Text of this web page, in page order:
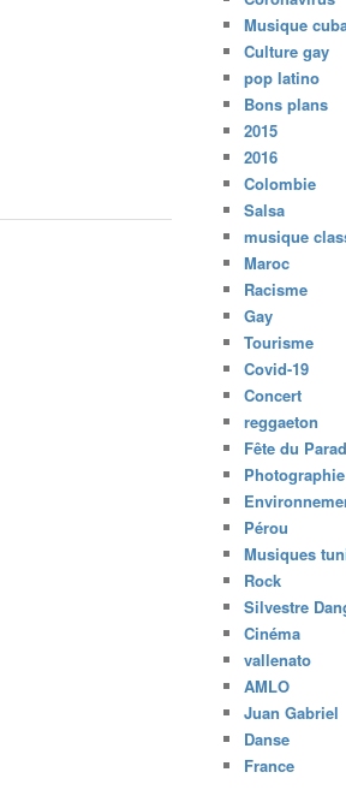
Musique
Culture gay
pop latino
Bons plans
2015
2016
Colombie
Salsa
musique
Maroc
Racisme
Gay
Tourisme
Covid-19
Concert
reggaeton
Fête du
Photographie
Pérou
Musiques
Rock
Silvestre
Cinéma
vallenato
AMLO
Juan Gabriel
Danse
France